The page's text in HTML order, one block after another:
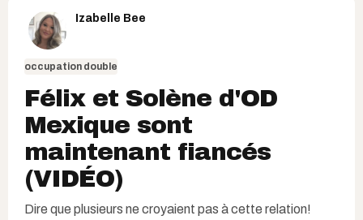
Izabelle Bee
occupation double
Félix et Solène d'OD
Mexique sont
maintenant fiancés
(VIDÉO)
Dire que plusieurs ne croyaient pas à cette relation!